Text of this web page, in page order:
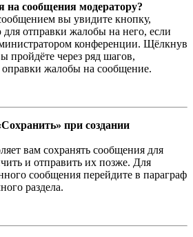
на сообщения модератору?
вы увидите кнопку,
отправки жалобы на него, если
конференции. Щёлкнув
пройдёте через ряд шагов,
жалобы на сообщение.
при создании
вам сохранять сообщения для
и отправить их позже. Для
сообщения перейдите в параграф
раздела.